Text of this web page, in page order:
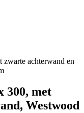
achterwand en
300, met
Westwood